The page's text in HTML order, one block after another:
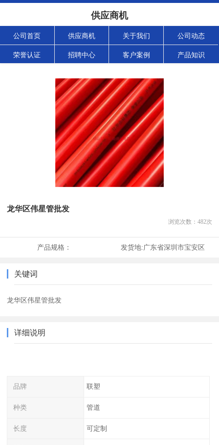
供应商机
公司首页 供应商机 关于我们 公司动态
荣誉认证 招聘中心 客户案例 产品知识
龙华区伟星管批发
浏览次数： 482次
产品规格： 发货地:广东省深圳市宝安区
关键词
龙华区伟星管批发
详细说明
品牌 联塑
种类 管道
长度 可定制